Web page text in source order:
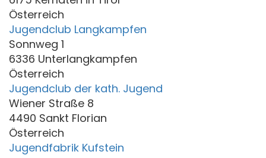
Österreich
Jugendclub Langkampfen
Sonnweg 1
6336 Unterlangkampfen
Österreich
Jugendclub der kath. Jugend
Wiener Straße 8
4490 Sankt Florian
Österreich
Jugendfabrik Kufstein